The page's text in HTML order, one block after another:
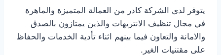
يتوفر لدى الشركة كادر من العمالة المتميزة والماهرة
في مجال تنظيف الانتريهات والذين يمتازون بالصدق
والامانة والتعاون فيما بينهم اثناء تأدية الخدمات والحفاظ
على مقتنيات الغير.